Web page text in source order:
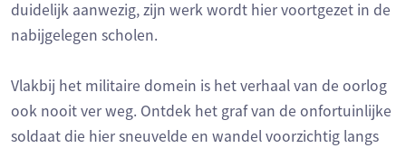
duidelijk aanwezig, zijn werk wordt hier voortgezet in de
nabijgelegen scholen.
Vlakbij het militaire domein is het verhaal van de oorlog
ook nooit ver weg. Ontdek het graf van de onfortuinlijke
soldaat die hier sneuvelde en wandel voorzichtig langs